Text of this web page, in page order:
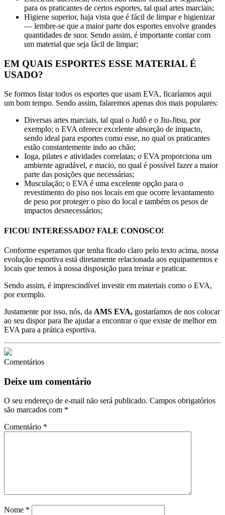
para os praticantes de certos esportes, tal qual artes marciais;
Higiene superior, haja vista que é fácil de limpar e higienizar
— lembre-se que a maior parte dos esportes envolve grandes
quantidades de suor. Sendo assim, é importante contar com
um material que seja fácil de limpar;
EM QUAIS ESPORTES ESSE MATERIAL É
USADO?
Se formos listar todos os esportes que usam EVA, ficaríamos aqui
um bom tempo. Sendo assim, falaremos apenas dos mais populares:
Diversas artes marciais, tal qual o Judô e o Jiu-Jitsu, por
exemplo; o EVA oferece excelente absorção de impacto,
sendo ideal para esportes como esse, no qual os praticantes
estão constantemente indo ao chão;
Ioga, pilates e atividades correlatas; o EVA proporciona um
ambiente agradável, e macio, no qual é possível fazer a maior
parte das posições que necessárias;
Musculação; o EVA é uma excelente opção para o
revestimento do piso nos locais em que ocorre levantamento
de peso por proteger o piso do local e também os pesos de
impactos desnecessários;
FICOU INTERESSADO? FALE CONOSCO!
Conforme esperamos que tenha ficado claro pelo texto acima, nossa
evolução esportiva está diretamente relacionada aos equipamentos e
locais que temos à nossa disposição para treinar e praticar.
Sendo assim, é imprescindível investir em materiais como o EVA,
por exemplo.
Justamente por isso, nós, da AMS EVA, gostaríamos de nos colocar
ao seu dispor para lhe ajudar a encontrar o que existe de melhor em
EVA para a prática esportiva.
Comentários
Deixe um comentário
O seu endereço de e-mail não será publicado. Campos obrigatórios
são marcados com *
Comentário *
Nome *